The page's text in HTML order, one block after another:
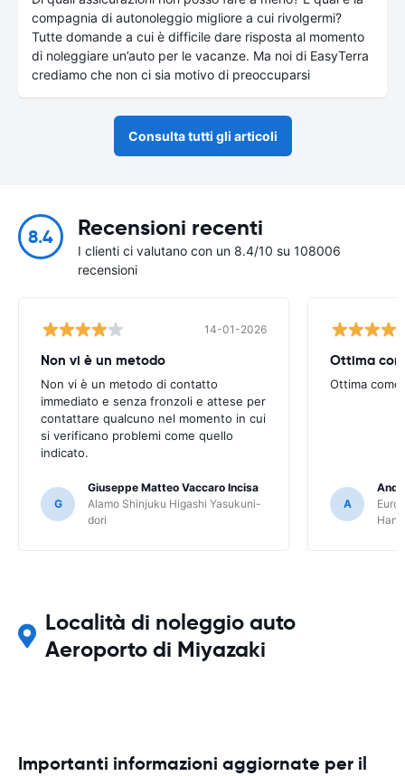
compagnia di autonoleggio migliore a cui rivolgermi?
Tutte domande a cui è difficile dare risposta al momento
di noleggiare un’auto per le vacanze. Ma noi di EasyTerra
crediamo che non ci sia motivo di preoccuparsi
Consulta tutti gli articoli
8.4 Recensioni recenti
I clienti ci valutano con un 8.4/10 su 108006
recensioni
14-01-2026
Non vi è un metodo
Non vi è un metodo di contatto
immediato e senza fronzoli e attese per
contattare qualcuno nel momento in cui
si verificano problemi come quello
indicato.
G
Giuseppe Matteo Vaccaro Incisa
Alamo Shinjuku Higashi Yasukuni-
dori
Ottima
Ottima come
A
Località di noleggio auto
Aeroporto di Miyazaki
Importanti informazioni aggiornate per il